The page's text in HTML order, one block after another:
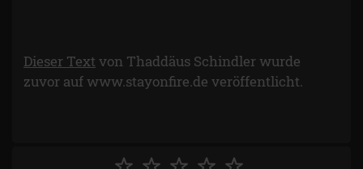
Dieser Text von Thaddäus Schindler wurde
zuvor auf www.stayonfire.de veröffentlicht.